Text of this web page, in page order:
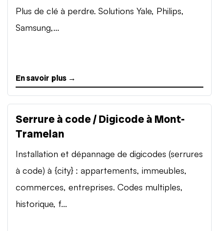
Plus de clé à perdre. Solutions Yale, Philips,
Samsung,...
En savoir plus →
Serrure à code / Digicode à Mont-
Tramelan
Installation et dépannage de digicodes (serrures
à code) à {city} : appartements, immeubles,
commerces, entreprises. Codes multiples,
historique, f...